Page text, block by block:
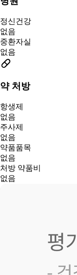
정신건강
없음
중환자실
없음
약 처방
항생제
없음
주사제
없음
약품품목
없음
처방 약품비
없음